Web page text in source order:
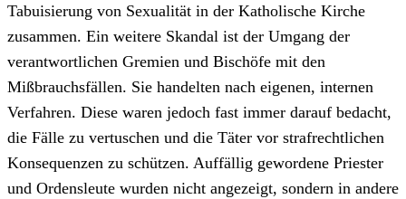
Tabuisierung von Sexualität in der Katholische Kirche
zusammen. Ein weitere Skandal ist der Umgang der
verantwortlichen Gremien und Bischöfe mit den
Mißbrauchsfällen. Sie handelten nach eigenen, internen
Verfahren. Diese waren jedoch fast immer darauf bedacht,
die Fälle zu vertuschen und die Täter vor strafrechtlichen
Konsequenzen zu schützen. Auffällig gewordene Priester
und Ordensleute wurden nicht angezeigt, sondern in andere